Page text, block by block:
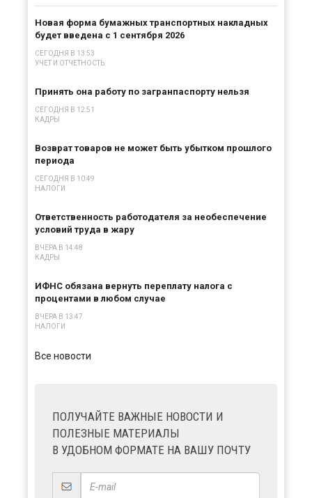
Новая форма бумажных транспортных накладных
будет введена с 1 сентября 2026
СЕГОДНЯ В 13:53
УЧЕТ И ОТЧЕТНОСТЬ
Принять она работу по загранпаспорту нельзя
СЕГОДНЯ В 12:51
КАДРЫ
Возврат товаров не может быть убытком прошлого
периода
СЕГОДНЯ В 10:49
НАЛОГИ
Ответственность работодателя за необеспечение
условий труда в жару
ВЧЕРА В 14:48
КАДРЫ
ИФНС обязана вернуть переплату налога с
процентами в любом случае
ВЧЕРА В 13:47
НАЛОГИ
Все новости
ПОЛУЧАЙТЕ ВАЖНЫЕ НОВОСТИ И
ПОЛЕЗНЫЕ МАТЕРИАЛЫ
В УДОБНОМ ФОРМАТЕ НА ВАШУ ПОЧТУ